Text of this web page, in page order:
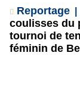
Reportage
coulisses du
tournoi de
féminin de